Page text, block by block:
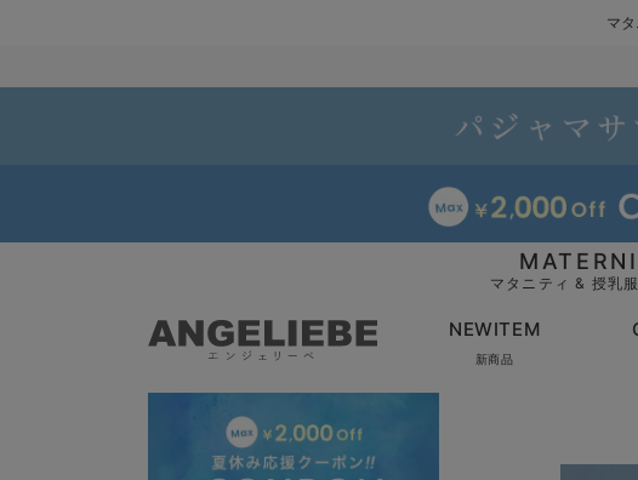
マ
マタニティ & 授乳
NEWITEM
新商品